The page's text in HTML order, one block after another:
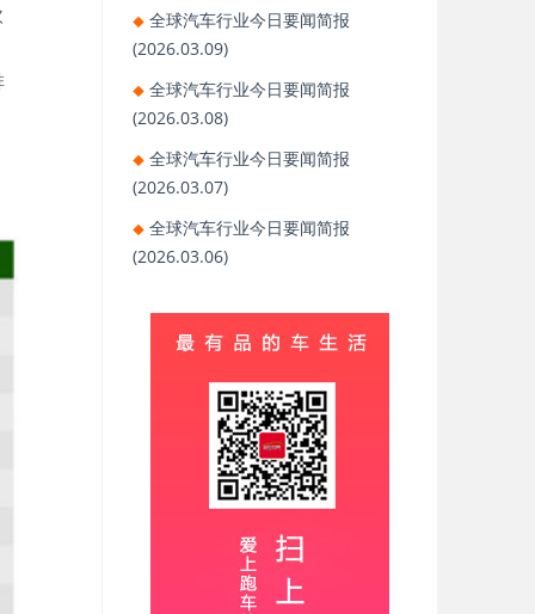
全球汽车行业今日要闻简报
(2026.03.09)
全球汽车行业今日要闻简报
(2026.03.08)
全球汽车行业今日要闻简报
(2026.03.07)
全球汽车行业今日要闻简报
(2026.03.06)